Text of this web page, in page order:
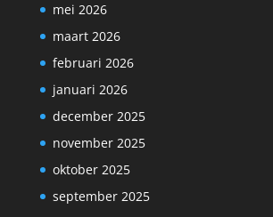
mei 2026
maart 2026
februari 2026
januari 2026
december 2025
november 2025
oktober 2025
september 2025